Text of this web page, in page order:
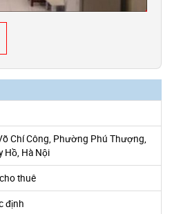
Chí Công, Phường Phú Thượng,
Hồ, Hà Nội
thuê
định